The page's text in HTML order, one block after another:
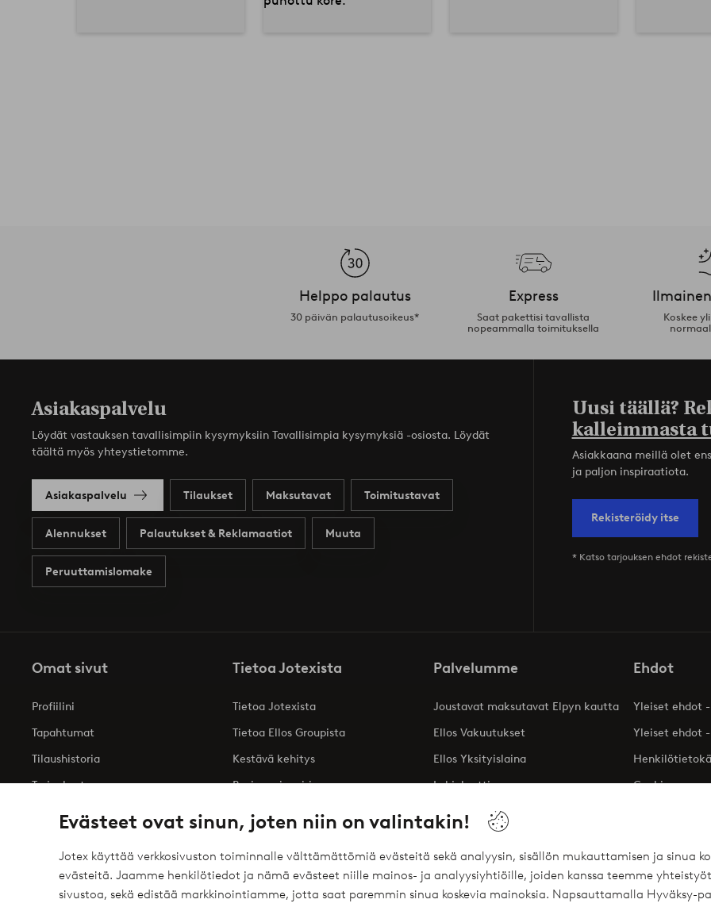
Evästeet ovat sinun, joten niin on valintakin!
Jotex käyttää verkkosivuston toiminnalle välttämättömiä evästeitä sekä analyysin, sisällön mukauttamisen ja sinua
evästeitä. Jaamme henkilötiedot ja nämä evästeet niille mainos- ja analyysiyhtiöille, joiden kanssa teemme
sivustoa, sekä edistää markkinointiamme, jotta saat paremmin sinua koskevia mainoksia. Napsauttamalla Hyväksy-
Helppo palautus
30 päivän palautusoikeus*
Express
Saat pakettisi tavallista
nopeammalla toimituksella
Koskee
Asiakaspalvelu
Löydät vastauksen tavallisimpiin kysymyksiin Tavallisimpia kysymyksiä -osiosta. Löydät
täältä myös yhteystietomme.
Asiakaspalvelu Tilaukset Maksutavat Toimitustavat
Alennukset Palautukset & Reklamaatiot Muuta
Peruuttamislomake
Uusi täällä?
kalleimmasta
Asiakkaana meillä olet
ja paljon inspiraatiota.
Rekisteröidy itse
* Katso tarjouksen ehdot
Omat sivut
Profiilini
Tapahtumat
Tilaushistoria
Tarjoukset
Tietoa Jotexista
Tietoa Jotexista
Tietoa Ellos Groupista
Kestävä kehitys
Business inquiries
Saavutettavuusseloste
Palvelumme
Joustavat maksutavat Elpyn kautta
Ellos Vakuutukset
Ellos Yksityislaina
Lahjakortti
Ehdot
Yleiset ehdot
Yleiset ehdot
Cookies
Turvalliset maksut – maksa nyt tai erissä
Haluatko tietää ? elpy